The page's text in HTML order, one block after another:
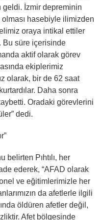
geldi. İzmir depreminin
hasebiyle ilimizden
oraya intikal ettiler
Bu süre içerisinde
aktif olarak görev
ekiplerimiz
olarak, bir de 62 saat
Daha sonra
Oradaki görevlerini
dedi.
belirten Pıhtılı, her
ederek, “AFAD olarak
ve eğitimlerimizle her
da afetlerle ilgili
öldüren afetler değil,
Afet bölgesinde